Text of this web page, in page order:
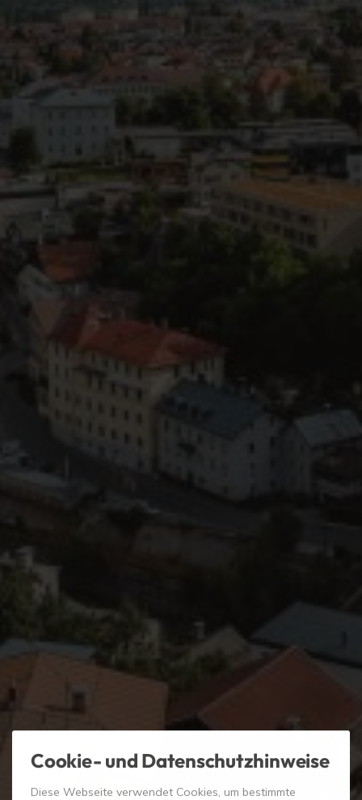
Cookie- und Datenschutzhinweise
Diese Webseite verwendet Cookies, um bestimmte